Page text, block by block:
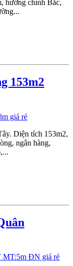
hướng chính Bắc,
153m2
Diện tích 153m2,
ngân hàng,